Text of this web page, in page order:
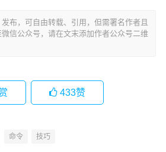
发布，可自由转载、引用，但需署名作者且
信公众号，请在文末添加作者公众号二维
433赞
命令 技巧